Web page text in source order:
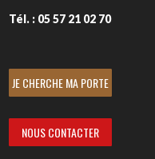
Tél. : 05 57 21 02 70
JE CHERCHE MA PORTE
NOUS CONTACTER